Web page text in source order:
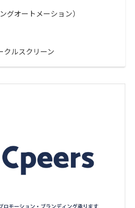
グオートメーション）
クルスクリーン